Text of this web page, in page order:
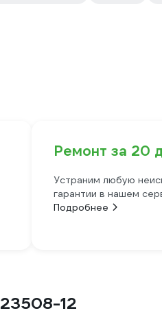
Ремонт за 20
Устраним любую
гарантии в нашем
Подробнее
12